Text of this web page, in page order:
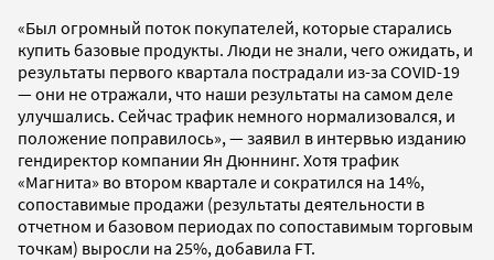
«Был огромный поток покупателей, которые старались
купить базовые продукты. Люди не знали, чего ожидать, и
результаты первого квартала пострадали из-за COVID-19
— они не отражали, что наши результаты на самом деле
улучшались. Сейчас трафик немного нормализовался, и
положение поправилось», — заявил в интервью изданию
гендиректор компании Ян Дюннинг. Хотя трафик
«Магнита» во втором квартале и сократился на 14%,
сопоставимые продажи (результаты деятельности в
отчетном и базовом периодах по сопоставимым торговым
точкам) выросли на 25%, добавила FT.